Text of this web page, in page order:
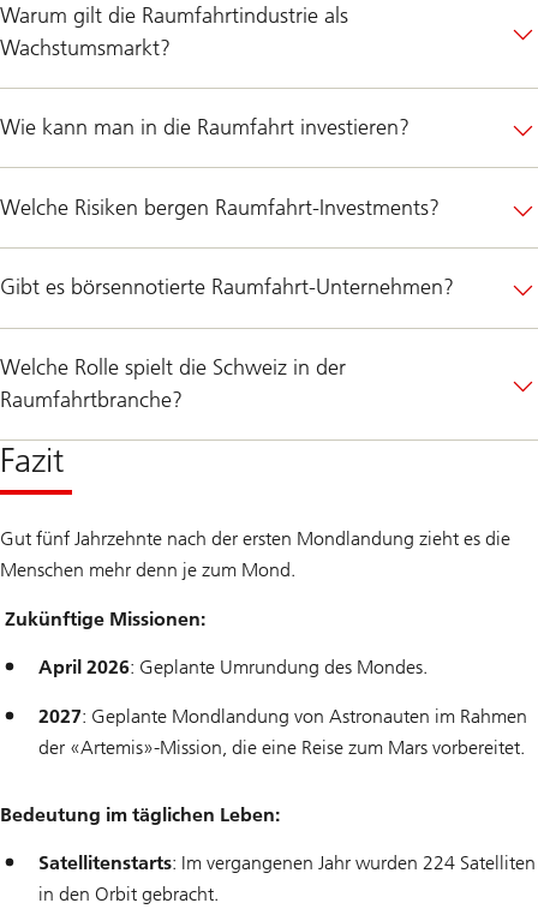
n
b
a
.
Warum gilt die Raumfahrtindustrie als
Wachstumsmarkt?
Wie kann man in die Raumfahrt investieren?
Welche Risiken bergen Raumfahrt-Investments?
Gibt es börsennotierte Raumfahrt-Unternehmen?
Welche Rolle spielt die Schweiz in der
Raumfahrtbranche?
Fazit
Gut fünf Jahrzehnte nach der ersten Mondlandung zieht es die
Menschen mehr denn je zum Mond.
Zukünftige Missionen:
April 2026: Geplante Umrundung des Mondes.
2027: Geplante Mondlandung von Astronauten im Rahmen
der «Artemis»-Mission, die eine Reise zum Mars vorbereitet.
Bedeutung im täglichen Leben:
Satellitenstarts: Im vergangenen Jahr wurden 224 Satelliten
in den Orbit gebracht.